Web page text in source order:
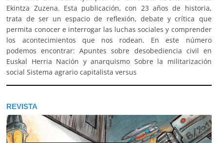
Ekintza Zuzena. Esta publicación, con 23 años de historia,
trata de ser un espacio de reflexión, debate y crítica que
permita conocer e interrogar las luchas sociales y comprender
los acontecimientos que nos rodean. En este número
podemos encontrar: Apuntes sobre desobediencia civil en
Euskal Herria Nación y anarquismo Sobre la militarización
social Sistema agrario capitalista versus
REVISTA